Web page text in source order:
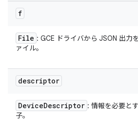
f
File : GCE ドライバから JSON 出力
ァイル。
descriptor
DeviceDescriptor : 情報を必要と
子。